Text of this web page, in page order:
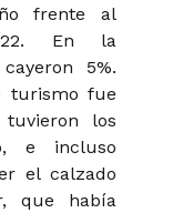
frente al
En la
5%.
turismo fue
los
e incluso
el calzado
que había